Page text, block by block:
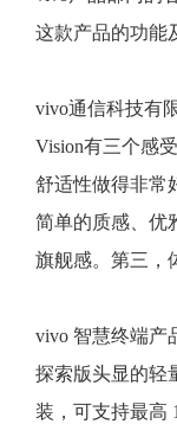
这款产品的功能
vivo通信科技有
Vision有三个感
舒适性做得非常
简单的质感、优
旗舰感。第三，
vivo 智慧终端产
探索版头显的轻
装，可支持最高